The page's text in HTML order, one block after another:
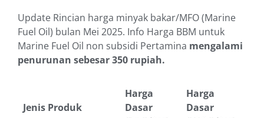
Update Rincian harga minyak bakar/MFO (Marine
Fuel Oil) bulan Mei 2025. Info Harga BBM untuk
Marine Fuel Oil non subsidi Pertamina mengalami
penurunan sebesar 350 rupiah.
Jenis Produk
Harga
Dasar
Harga
Dasar